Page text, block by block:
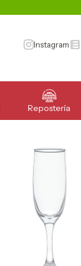
Instagram
Repostería